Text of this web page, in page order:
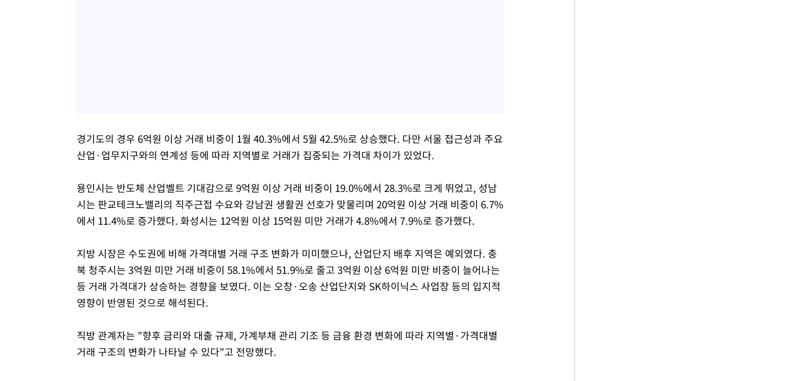
경기도의 경우 6억원 이상 거래 비중이 1월 40.3%에서 5월 42.5%로 상승했다. 다만 서울 접근성과 주요
산업·업무지구와의 연계성 등에 따라 지역별로 거래가 집중되는 가격대 차이가 있었다.
용인시는 반도체 산업벨트 기대감으로 9억원 이상 거래 비중이 19.0%에서 28.3%로 크게 뛰었고, 성남
시는 판교테크노밸리의 직주근접 수요와 강남권 생활권 선호가 맞물리며 20억원 이상 거래 비중이 6.7%
에서 11.4%로 증가했다. 화성시는 12억원 이상 15억원 미만 거래가 4.8%에서 7.9%로 증가했다.
지방 시장은 수도권에 비해 가격대별 거래 구조 변화가 미미했으나, 산업단지 배후 지역은 예외였다. 충
북 청주시는 3억원 미만 거래 비중이 58.1%에서 51.9%로 줄고 3억원 이상 6억원 미만 비중이 늘어나는
등 거래 가격대가 상승하는 경향을 보였다. 이는 오창·오송 산업단지와 SK하이닉스 사업장 등의 입지적
영향이 반영된 것으로 해석된다.
직방 관계자는 "향후 금리와 대출 규제, 가계부채 관리 기조 등 금융 환경 변화에 따라 지역별·가격대별
거래 구조의 변화가 나타날 수 있다"고 전망했다.